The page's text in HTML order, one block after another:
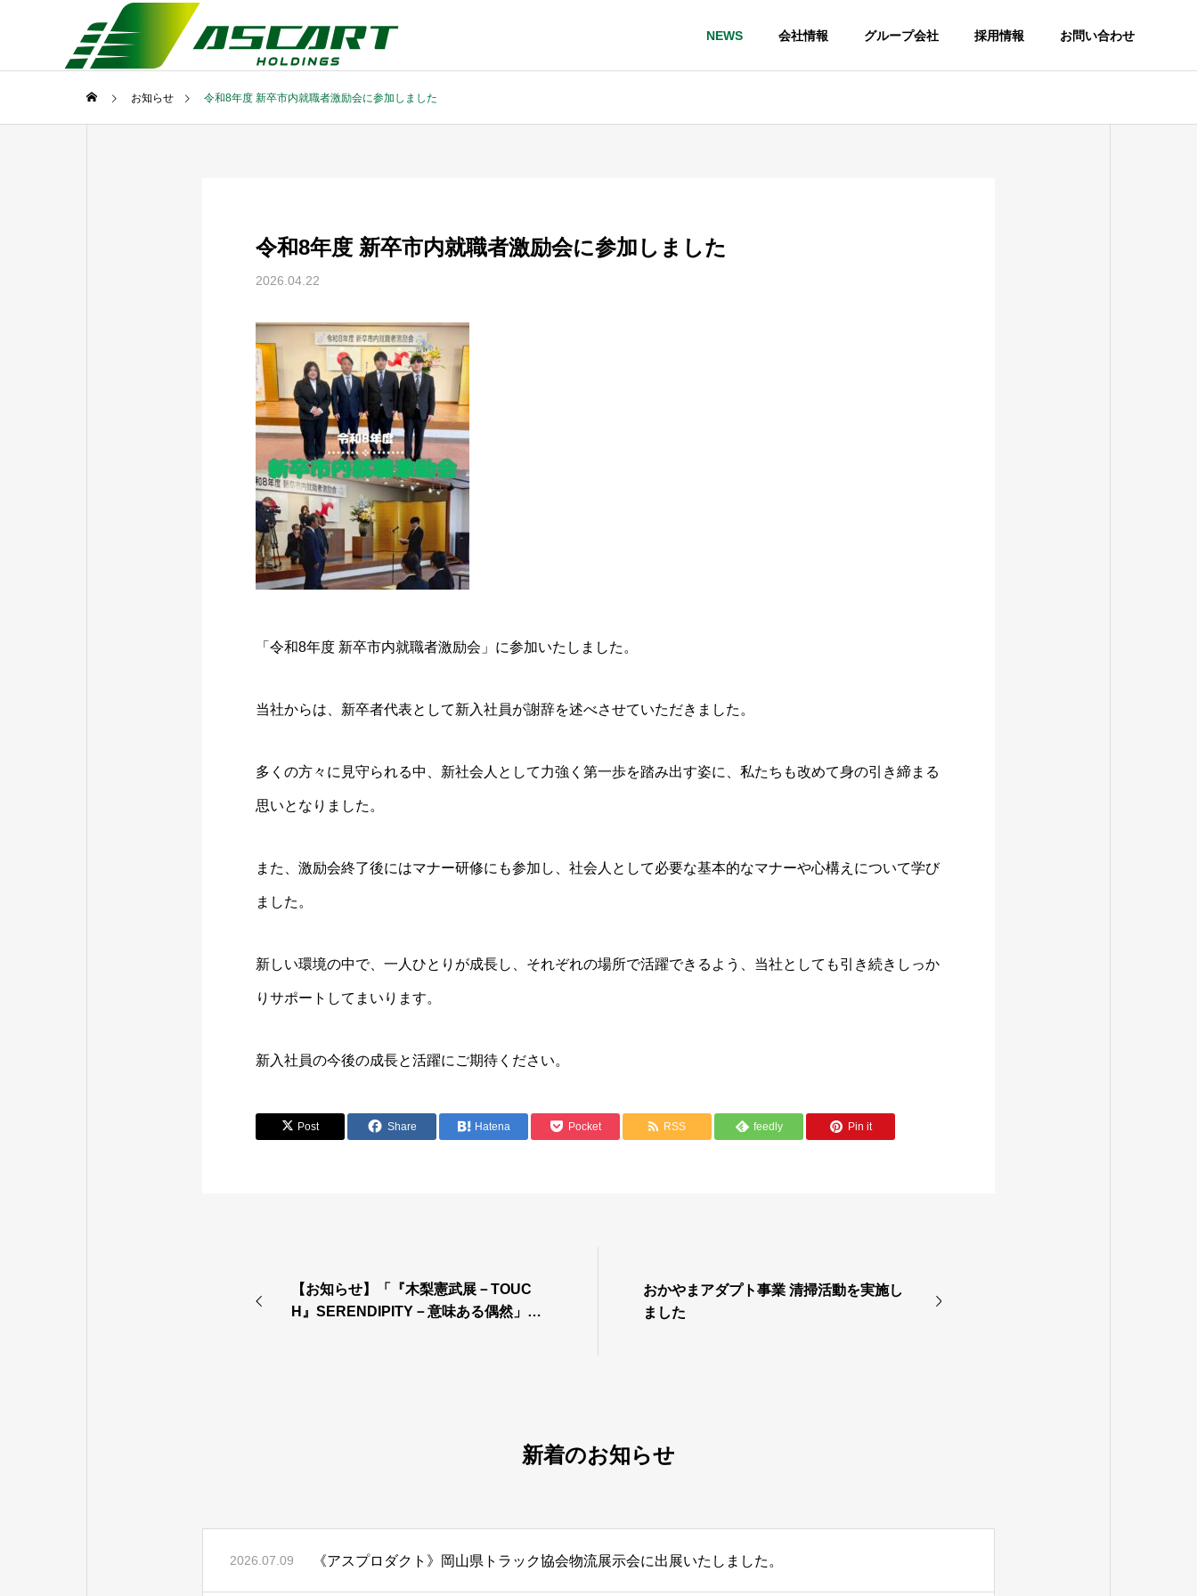
NEWS 会社情報 グループ会社 採用情報 お問い合わせ
お知らせ 令和8年度 新卒市内就職者激励会に参加しました
令和8年度 新卒市内就職者激励会に参加しました
2026.04.22
「令和8年度 新卒市内就職者激励会」に参加いたしました。
当社からは、新卒者代表として新入社員が謝辞を述べさせていただきました。
多くの方々に見守られる中、新社会人として力強く第一歩を踏み出す姿に、私たちも改めて身の引き締まる
思いとなりました。
また、激励会終了後にはマナー研修にも参加し、社会人として必要な基本的なマナーや心構えについて学び
ました。
新しい環境の中で、一人ひとりが成長し、それぞれの場所で活躍できるよう、当社としても引き続きしっか
りサポートしてまいります。
新入社員の今後の成長と活躍にご期待ください。
Post Share Hatena Pocket RSS feedly Pin it
【お知らせ】「『木梨憲武展－TOUC
H』SERENDIPITY－意味ある偶然」へ
おかやまアダプト事業 清掃活動を実施し
ました
新着のお知らせ
2026.07.09 《アスプロダクト》岡山県トラック協会物流展示会に出展いたしました。